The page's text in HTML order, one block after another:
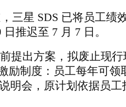
三星 SDS 已将员工绩
推迟至 7 月 7 日。
提出方案，拟废止现
励制度：员工每年可领
明会，原计划依据员